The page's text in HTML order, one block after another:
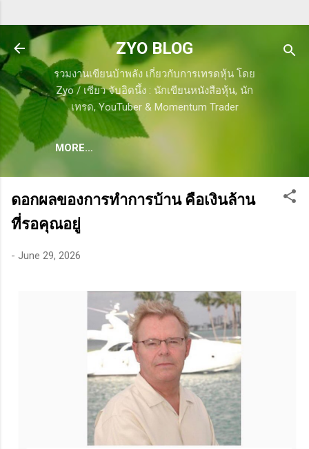
ZYO BLOG
รวมงานเขียนบ้าพลัง เกี่ยวกับการเทรดหุ้น โดย
Zyo / เซียว จับอิดนึ้ง : นักเขียนหนังสือหุ้น, นัก
เทรด, YouTuber & Momentum Trader
MORE…
ดอกผลของการทำการบ้าน คือเงินล้าน
ที่รอคุณอยู่
- June 29, 2026